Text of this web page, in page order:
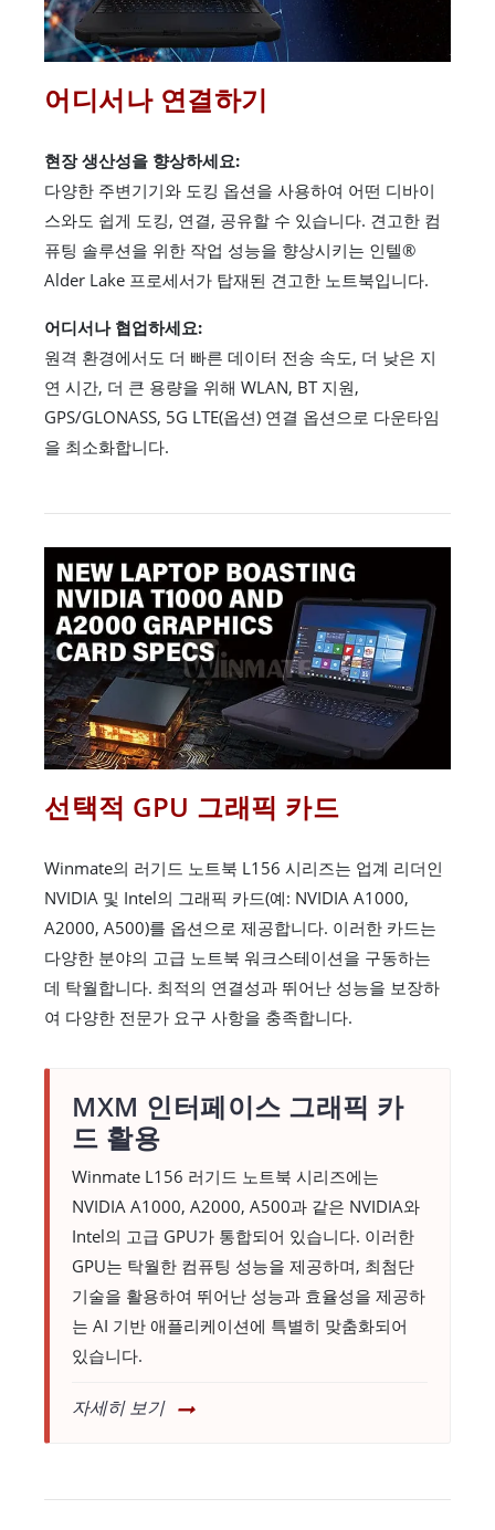
어디서나 연결하기
현장 생산성을 향상하세요:
다양한 주변기기와 도킹 옵션을 사용하여 어떤 디바이
스와도 쉽게 도킹, 연결, 공유할 수 있습니다. 견고한 컴
퓨팅 솔루션을 위한 작업 성능을 향상시키는 인텔®
Alder Lake 프로세서가 탑재된 견고한 노트북입니다.
어디서나 협업하세요:
원격 환경에서도 더 빠른 데이터 전송 속도, 더 낮은 지
연 시간, 더 큰 용량을 위해 WLAN, BT 지원,
GPS/GLONASS, 5G LTE(옵션) 연결 옵션으로 다운타임
을 최소화합니다.
선택적 GPU 그래픽 카드
Winmate의 러기드 노트북 L156 시리즈는 업계 리더인
NVIDIA 및 Intel의 그래픽 카드(예: NVIDIA A1000,
A2000, A500)를 옵션으로 제공합니다. 이러한 카드는
다양한 분야의 고급 노트북 워크스테이션을 구동하는
데 탁월합니다. 최적의 연결성과 뛰어난 성능을 보장하
여 다양한 전문가 요구 사항을 충족합니다.
MXM 인터페이스 그래픽 카
드 활용
Winmate L156 러기드 노트북 시리즈에는
NVIDIA A1000, A2000, A500과 같은 NVIDIA와
Intel의 고급 GPU가 통합되어 있습니다. 이러한
GPU는 탁월한 컴퓨팅 성능을 제공하며, 최첨단
기술을 활용하여 뛰어난 성능과 효율성을 제공하
는 AI 기반 애플리케이션에 특별히 맞춤화되어
있습니다.
자세히 보기